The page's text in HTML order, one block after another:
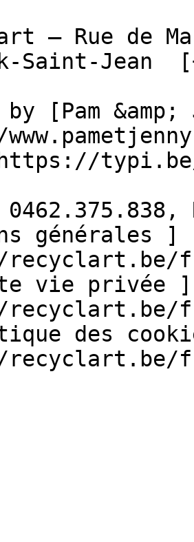
Saint-
générales ]
vie privée ]
des